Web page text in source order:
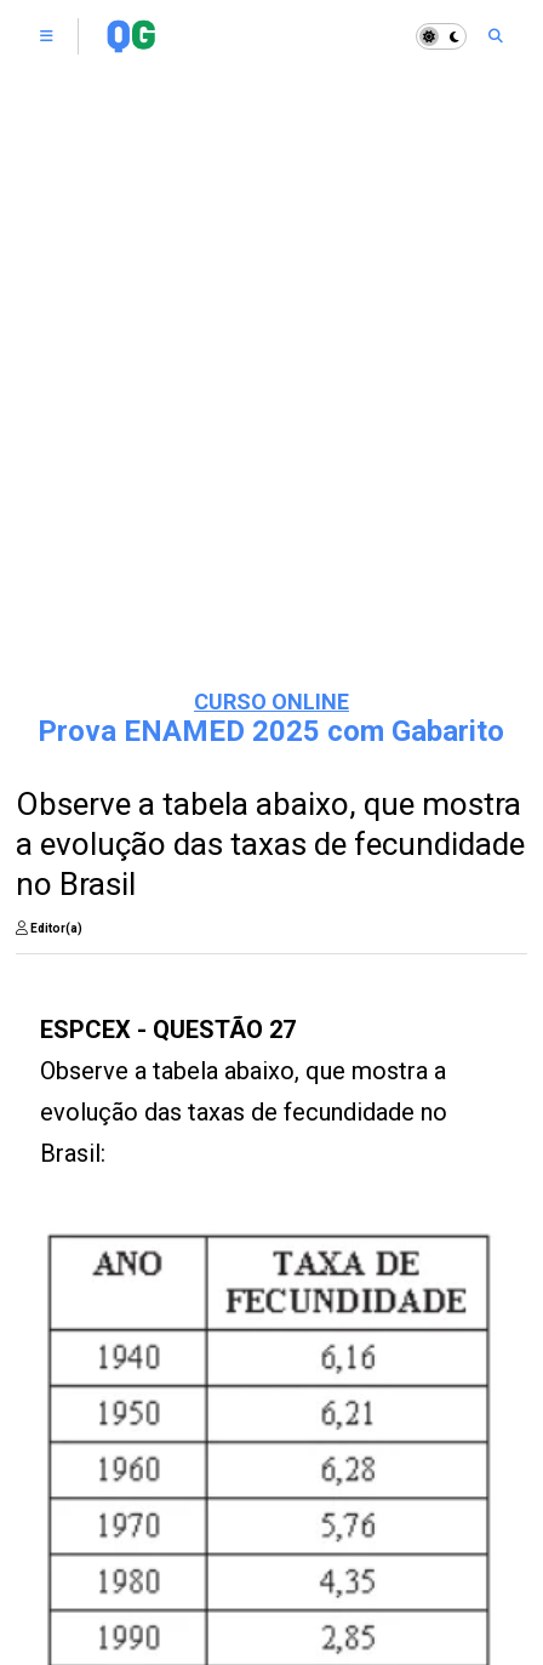
CURSO ONLINE
Prova ENAMED 2025 com Gabarito
Observe a tabela abaixo, que mostra
a evolução das taxas de fecundidade
no Brasil
Editor(a)
ESPCEX - QUESTÃO 27
Observe a tabela abaixo, que mostra a
evolução das taxas de fecundidade no
Brasil: